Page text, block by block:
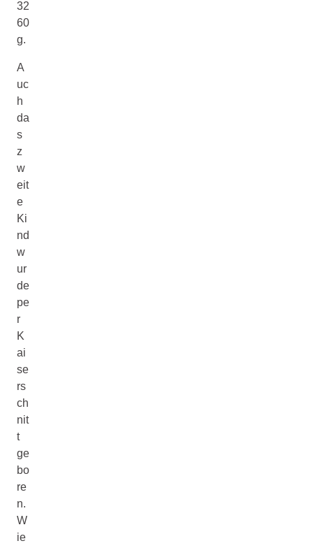
32
60
g.
A
uc
h
da
s
z
w
eit
e
Ki
nd
w
ur
de
pe
r
K
ai
se
rs
ch
nit
t
ge
bo
re
n.
W
ie